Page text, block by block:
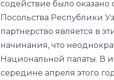
начинания, что
Национальной палаты. В
середине апреля этого
лёгочных болезней КТЭА,
Ухани при лечении
«От имени EUROUZ хочу